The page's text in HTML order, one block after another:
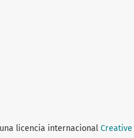
licencia internacional